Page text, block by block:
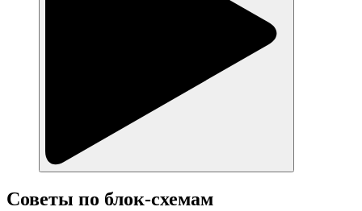
Советы по блок-схемам